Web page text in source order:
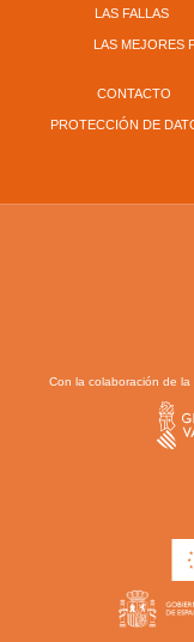
LAS FALLAS
LAS MEJORES
CONTACTO
PROTECCIÓN DE
Con la colaboración de la